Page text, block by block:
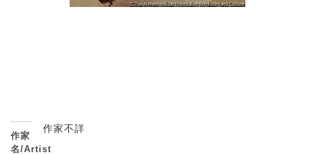
作家
名/Artist
作家不詳